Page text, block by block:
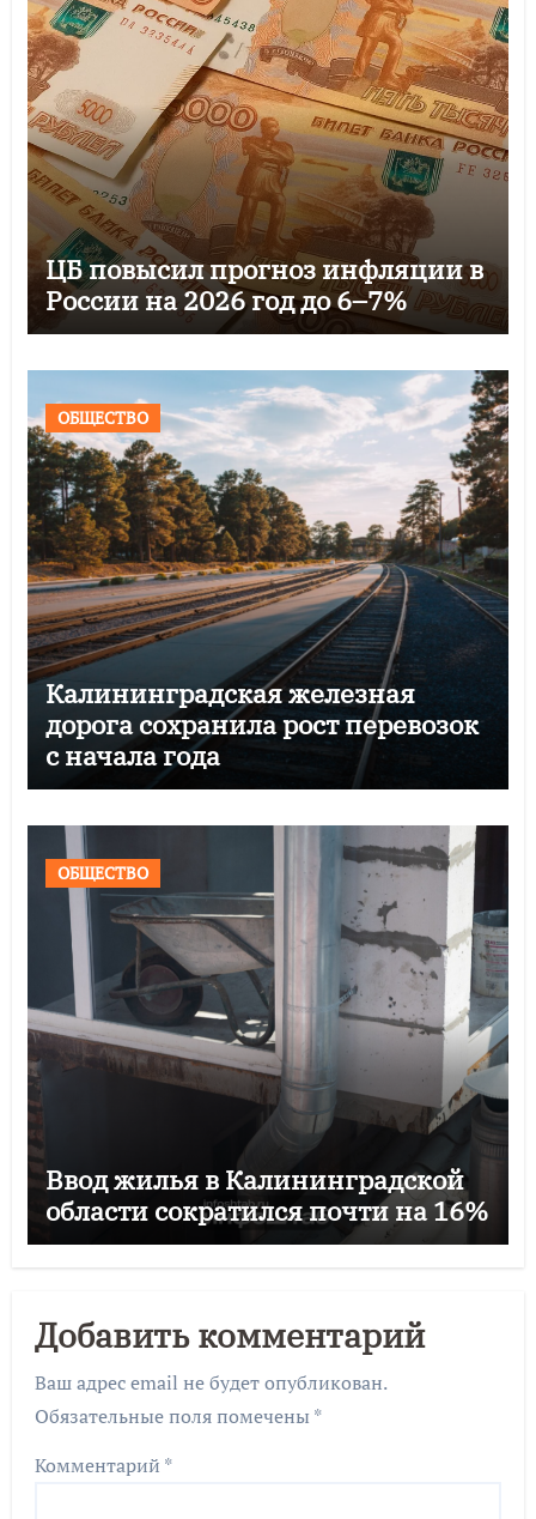
ЦБ повысил прогноз инфляции в
России на 2026 год до 6–7%
ОБЩЕСТВО
Калининградская железная
дорога сохранила рост перевозок
с начала года
ОБЩЕСТВО
Ввод жилья в Калининградской
области сократился почти на 16%
Добавить комментарий
Ваш адрес email не будет опубликован.
Обязательные поля помечены *
Комментарий *